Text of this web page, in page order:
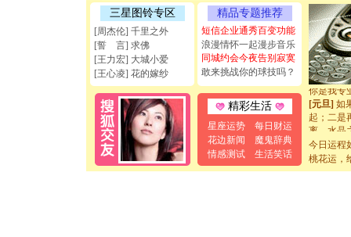
三星图铃专区
[周杰伦] 千里之外
[誓 言] 求佛
[王力宏] 大城小爱
[王心凌] 花的嫁纱
精品专题推荐
短信企业通秀百变功能
浪漫情怀一起漫步音乐
同城约会今夜告别寂寞
敢来挑战你的球技吗？
精彩生活
星座运势
每日财运
花边新闻
魔鬼辞典
情感测试
生活笑话
能正大光
天都要快
[圣诞节]
如意,快
[元旦]看
断电。爱
你是我专
[元旦] 如
起；二是
离。水晶
[元旦]当
泣，这痛
卖了。水
今日运程
桃花运，